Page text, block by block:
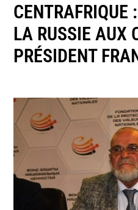
CENTRAFRIQUE
LA RUSSIE AUX
PRÉSIDENT